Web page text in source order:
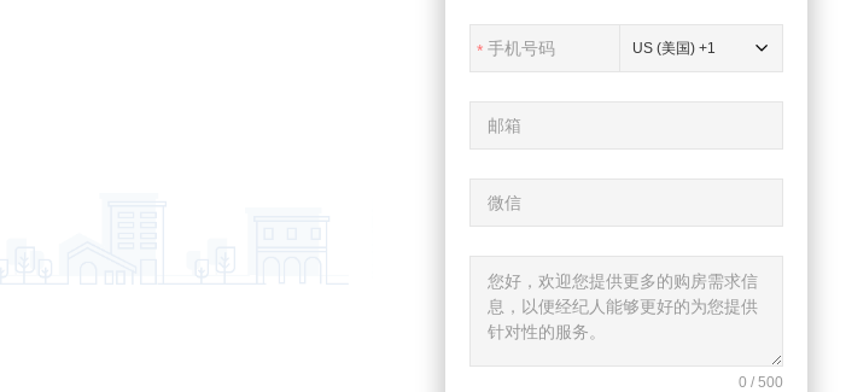
US (美国) +1
0 / 500